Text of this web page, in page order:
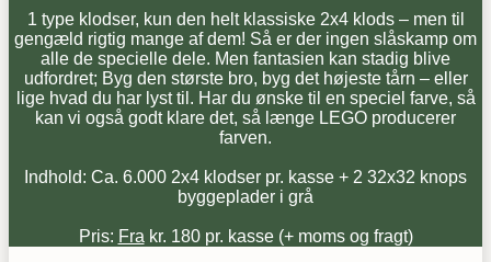
1 type klodser, kun den helt klassiske 2x4 klods – men til
gengæld rigtig mange af dem! Så er der ingen slåskamp om
alle de specielle dele. Men fantasien kan stadig blive
udfordret; Byg den største bro, byg det højeste tårn – eller
lige hvad du har lyst til. Har du ønske til en speciel farve, så
kan vi også godt klare det, så længe LEGO producerer
farven.
Indhold: Ca. 6.000 2x4 klodser pr. kasse + 2 32x32 knops
byggeplader i grå
Pris: Fra kr. 180 pr. kasse (+ moms og fragt)